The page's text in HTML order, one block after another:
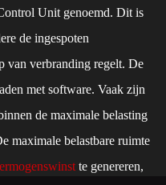
Unit genoemd. Dit is
de ingespoten
van verbranding regelt. De
met software. Vaak zijn
de maximale belasting
maximale belastbare ruimte
te genereren,